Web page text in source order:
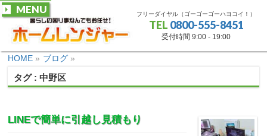
フリーダイヤル（ゴーゴーゴーハヨコイ！）
TEL 0800-555-8451
受付時間 9:00 - 19:00
MENU
HOME » ブログ »
タグ : 中野区
LINEで簡単に引越し見積もり